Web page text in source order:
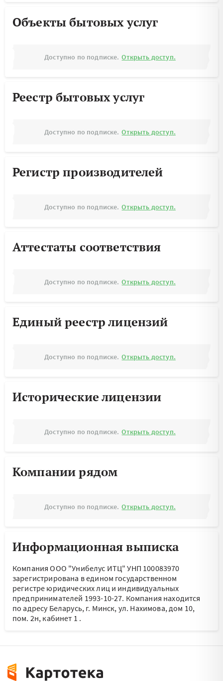
Объекты бытовых услуг
Доступно по подписке. Открыть доступ.
Реестр бытовых услуг
Доступно по подписке. Открыть доступ.
Регистр производителей
Доступно по подписке. Открыть доступ.
Аттестаты соответствия
Доступно по подписке. Открыть доступ.
Единый реестр лицензий
Доступно по подписке. Открыть доступ.
Исторические лицензии
Доступно по подписке. Открыть доступ.
Компании рядом
Доступно по подписке. Открыть доступ.
Информационная выписка
Компания ООО "Унибелус ИТЦ" УНП 100083970
зарегистрирована в едином государственном
регистре юридических лиц и индивидуальных
предпринимателей 1993-10-27. Компания находится
по адресу Беларусь, г. Минск, ул. Нахимова, дом 10,
пом. 2н, кабинет 1 .